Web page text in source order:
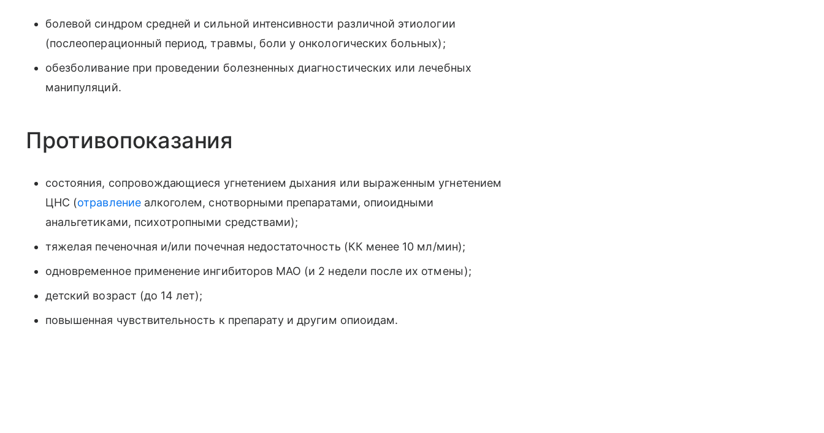
болевой синдром средней и сильной интенсивности различной этиологии
(послеоперационный период, травмы, боли у онкологических больных);
обезболивание при проведении болезненных диагностических или лечебных
манипуляций.
Противопоказания
состояния, сопровождающиеся угнетением дыхания или выраженным угнетением
ЦНС (отравлениеалкоголем, снотворными препаратами, опиоидными
анальгетиками, психотропными средствами);
тяжелая печеночная и/или почечная недостаточность (КК менее 10 мл/мин);
одновременное применение ингибиторов МАО (и 2 недели после их отмены);
детский возраст (до 14 лет);
повышенная чувствительность к препарату и другим опиоидам.